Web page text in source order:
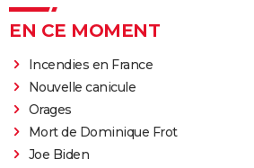
EN CE MOMENT
Incendies en France
Nouvelle canicule
Orages
Mort de Dominique Frot
Joe Biden